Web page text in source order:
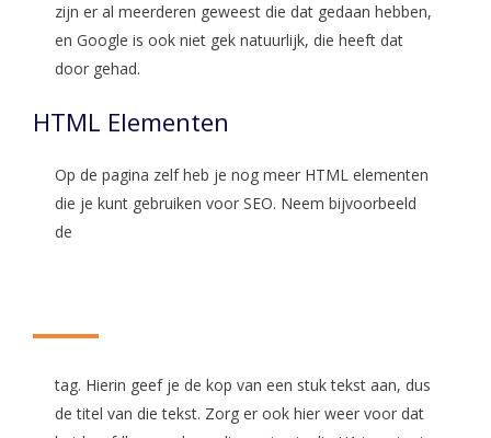
zijn er al meerderen geweest die dat gedaan hebben,
en Google is ook niet gek natuurlijk, die heeft dat
door gehad.
HTML Elementen
Op de pagina zelf heb je nog meer HTML elementen
die je kunt gebruiken voor SEO. Neem bijvoorbeeld
de
tag. Hierin geef je de kop van een stuk tekst aan, dus
de titel van die tekst. Zorg er ook hier weer voor dat